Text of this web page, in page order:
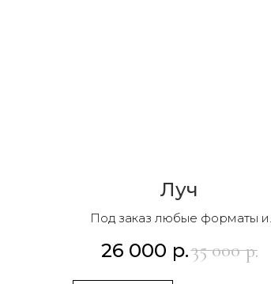
Луч
Под заказ любые форматы и
26 000 р.35 000 р.